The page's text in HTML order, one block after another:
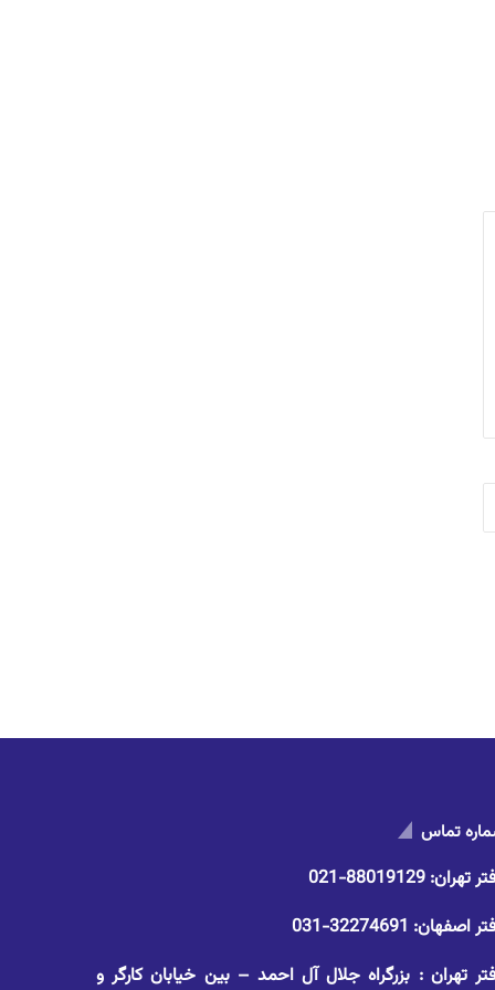
تماس
تهران: 88019129-021
اصفهان: 32274691-031
تهران : بزرگراه جلال آل احمد – بین خیابان کارگر و